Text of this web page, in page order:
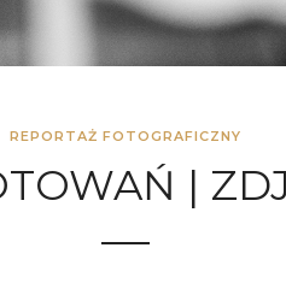
REPORTAŻ FOTOGRAFICZNY
|